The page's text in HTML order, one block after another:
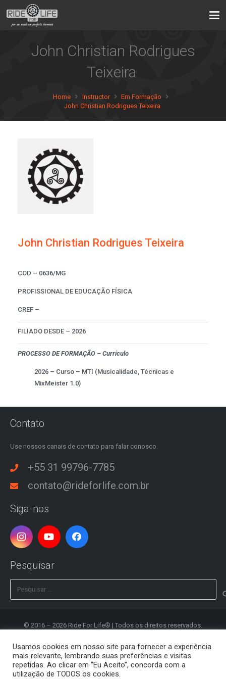
John Christian Rodrigues
Teixeira
Home Instructor
Em Formação
John Christian Rodrigues Teixeira
John Christian Rodrigues Teixeira
COD – 0636/MG
PROFISSIONAL DE EDUCAÇÃO FÍSICA
CREF –
FILIADO DESDE – 2026
PROCESSO DE FORMAÇÃO – Currículo
2026 – Curso – MTI (Musicalidade, Técnicas e
MixMeister 1.0)
Contato
Use nossos canais de contato para falar conosco.
+55 31 99796-7785
contato@rideforlife.com.br
Siga-nos
Pesquisar
© 2016 – 2026 Ride For Life® | Todos os direitos reservados.
Política de Privacidade
Usamos cookies em nosso site para fornecer a experiência
mais relevante, lembrando suas preferências e visitas
repetidas. Ao clicar em “Eu Aceito”, concorda com a
utilização de TODOS os cookies.